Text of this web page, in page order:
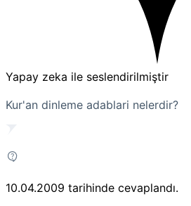
Yapay zeka ile seslendirilmiştir
Kur'an dinleme adablari nelerdir?
10.04.2009 tarihinde cevaplandı.